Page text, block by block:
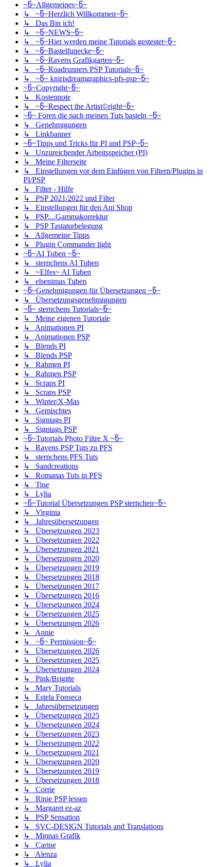
~წ~Allgemeines~წ~
↳ ~წ~Herzlich Willkommen~წ~
↳ Das Bin ich!
↳ ~წ~NEWS~წ~
↳ ~წ~Hier werden meine Tutorials gestestet~წ~
↳ ~წ~Bastelfunecke~წ~
↳ ~წ~Ravens Grafikgarten~წ~
↳ ~წ~Roadrunners PSP Tutorials~წ~
↳ ~წ~ knirisdreamgraphics-pfs-psp~წ~
~წ~Copyright~წ~
↳ Kostennote
↳ ~წ~Respect the Artist©right~წ~
~წ~ Foren die nach meinen Tuts basteln ~წ~
↳ Genehmigungen
↳ Linkbanner
~წ~Tipps und Tricks für PI und PSP~წ~
↳ Unzureichender Arbeitsspeicher (PI)
↳ Meine Filterseite
↳ Einstellungen vor dem Einfügen von Filtern/Plugins in
PI/PSP
↳ Filter - Hilfe
↳ PSP 2021/2022 und Filter
↳ Einstellungen für den Ani Shop
↳ PSP....Gammakorrektur
↳ PSP Tastaturbelegung
↳ Allgemeine Tipps
↳ Plugin Commander light
~წ~AI Tuben ~წ~
↳ sternchens AI Tuben
↳ ~Elfes~ AI Tuben
↳ elsenimas Tuben
~წ~Genehmigungen für Übersetzungen ~წ~
↳ Übersetzungsgenehmigungen
~წ~ sternchens Tutorials~წ~
↳ Meine eigenen Tutoriale
↳ Animationen PI
↳ Animationen PSP
↳ Blends PI
↳ Blends PSP
↳ Rahmen PI
↳ Rahmen PSP
↳ Scraps PI
↳ Scraps PSP
↳ Winter/X-Mas
↳ Gemischtes
↳ Signtags PI
↳ Signtags PSP
~წ~Tutorials Photo Filtre X ~წ~
↳ Ravens PSP Tuts zu PFS
↳ sternchens PFS Tuts
↳ Sandcreations
↳ Romanas Tuts in PFS
↳ Tine
↳ Lylia
~წ~Tutorial Übersetzungen PSP sternchen~წ~
↳ Virginia
↳ Jahresübersetzungen
↳ Übersetzungen 2023
↳ Übersetzungen 2022
↳ Übersetzungen 2021
↳ Übersetzungen 2020
↳ Übersetzungen 2019
↳ Übersetzungen 2018
↳ Übersetzungen 2017
↳ Übersetzungen 2016
↳ Übersetzungen 2024
↳ Übersetzungen 2025
↳ Übersetzungen 2026
↳ Annie
↳ ~წ~ Permission~წ~
↳ Übersetzungen 2026
↳ Übersetzungen 2025
↳ Übersetzungen 2024
↳ Pink/Brigitte
↳ Mary Tutorials
↳ Estela Fonseca
↳ Jahresübersetzungen
↳ Übersetzungen 2025
↳ Übersetzungen 2024
↳ Übersetzungen 2023
↳ Übersetzungen 2022
↳ Übersetzungen 2021
↳ Übersetzungen 2020
↳ Übersetzungen 2019
↳ Übersetzungen 2018
↳ Corrie
↳ Rinie PSP lessen
↳ Margaret ez-az
↳ PSP Sensation
↳ SVC-DESIGN Tutorials and Translations
↳ Minnas Grafik
↳ Carine
↳ Alenza
↳ Lylia